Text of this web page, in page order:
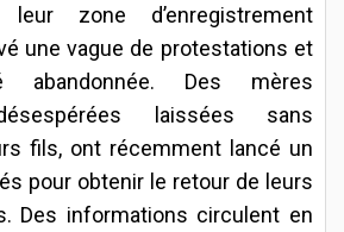
zone d’enregistrement
une vague de protestations et
abandonnée. Des mères
laissées sans
fils, ont récemment lancé un
pour obtenir le retour de leurs
Des informations circulent en